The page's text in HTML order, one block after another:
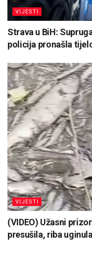
VIJESTI
Strava u BiH:
policija pronašla
VIJESTI
(VIDEO) Užasni
presušila, riba uginula